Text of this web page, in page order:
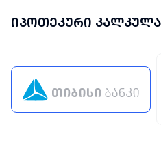
იპოთეკური